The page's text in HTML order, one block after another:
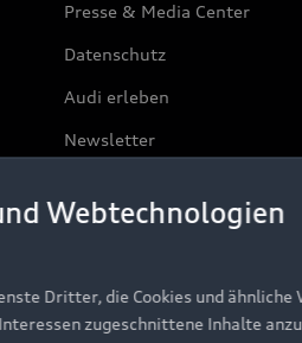
Presse & Media Center
Datenschutz
Audi erleben
Newsletter
Webtechnologien
Dritter, die Cookies und
zugeschnittene Inhalte